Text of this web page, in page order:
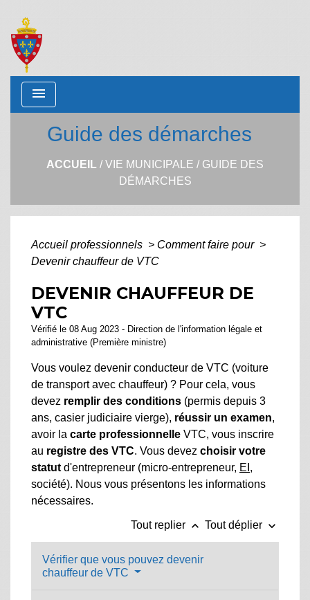
menu
Guide des démarches
ACCUEIL /VIE MUNICIPALE / GUIDE DES
DÉMARCHES
Accueil professionnels > Comment faire pour >
Devenir chauffeur de VTC
DEVENIR CHAUFFEUR DE
VTC
Vérifié le 08 Aug 2023 - Direction de l'information légale et
administrative (Première ministre)
Vous voulez devenir conducteur de VTC (voiture
de transport avec chauffeur) ? Pour cela, vous
devez remplir des conditions (permis depuis 3
ans, casier judiciaire vierge), réussir un examen,
avoir la carte professionnelle VTC, vous inscrire
au registre des VTC. Vous devez choisir votre
statut d'entrepreneur (micro-entrepreneur, EI ,
société). Nous vous présentons les informations
nécessaires.
Tout replier keyboard_arrow_up Tout déplier keyboard_arrow_down
Vérifier que vous pouvez devenir
chauffeur de VTC